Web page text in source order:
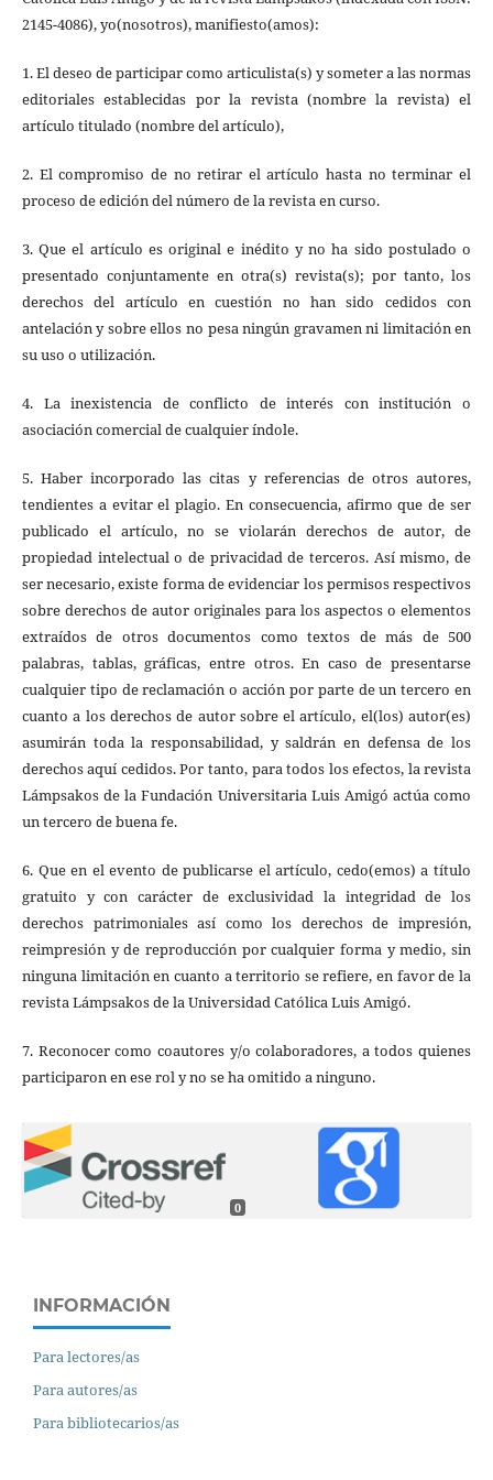
2145-4086), yo(nosotros), manifiesto(amos):
1. El deseo de participar como articulista(s) y someter a las normas
editoriales establecidas por la revista (nombre la revista) el
artículo titulado (nombre del artículo),
2. El compromiso de no retirar el artículo hasta no terminar el
proceso de edición del número de la revista en curso.
3. Que el artículo es original e inédito y no ha sido postulado o
presentado conjuntamente en otra(s) revista(s); por tanto, los
derechos del artículo en cuestión no han sido cedidos con
antelación y sobre ellos no pesa ningún gravamen ni limitación en
su uso o utilización.
4. La inexistencia de conflicto de interés con institución o
asociación comercial de cualquier índole.
5. Haber incorporado las citas y referencias de otros autores,
tendientes a evitar el plagio. En consecuencia, afirmo que de ser
publicado el artículo, no se violarán derechos de autor, de
propiedad intelectual o de privacidad de terceros. Así mismo, de
ser necesario, existe forma de evidenciar los permisos respectivos
sobre derechos de autor originales para los aspectos o elementos
extraídos de otros documentos como textos de más de 500
palabras, tablas, gráficas, entre otros. En caso de presentarse
cualquier tipo de reclamación o acción por parte de un tercero en
cuanto a los derechos de autor sobre el artículo, el(los) autor(es)
asumirán toda la responsabilidad, y saldrán en defensa de los
derechos aquí cedidos. Por tanto, para todos los efectos, la revista
Lámpsakos de la Fundación Universitaria Luis Amigó actúa como
un tercero de buena fe.
6. Que en el evento de publicarse el artículo, cedo(emos) a título
gratuito y con carácter de exclusividad la integridad de los
derechos patrimoniales así como los derechos de impresión,
reimpresión y de reproducción por cualquier forma y medio, sin
ninguna limitación en cuanto a territorio se refiere, en favor de la
revista Lámpsakos de la Universidad Católica Luis Amigó.
7. Reconocer como coautores y/o colaboradores, a todos quienes
participaron en ese rol y no se ha omitido a ninguno.
0
INFORMACIÓN
Para lectores/as
Para autores/as
Para bibliotecarios/as